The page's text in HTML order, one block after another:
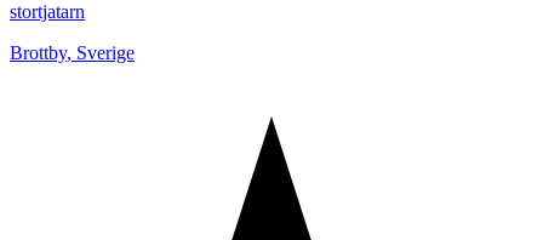
stortjatarn
Brottby, Sverige